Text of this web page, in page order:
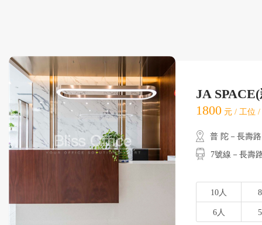
JA
1800 元 / 工位
普 陀－長壽路
7號線－長壽路
10人
6人